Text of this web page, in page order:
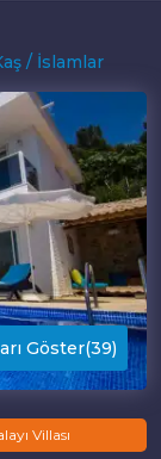
Villası
/ İslamlar
Göster(39)